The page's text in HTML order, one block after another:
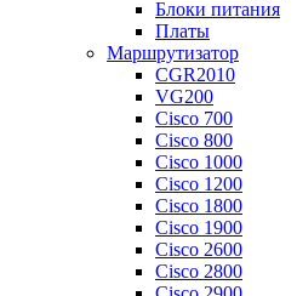
Блоки питания
Платы
Маршрутизатор
CGR2010
VG200
Cisco 700
Cisco 800
Cisco 1000
Cisco 1200
Cisco 1800
Cisco 1900
Cisco 2600
Cisco 2800